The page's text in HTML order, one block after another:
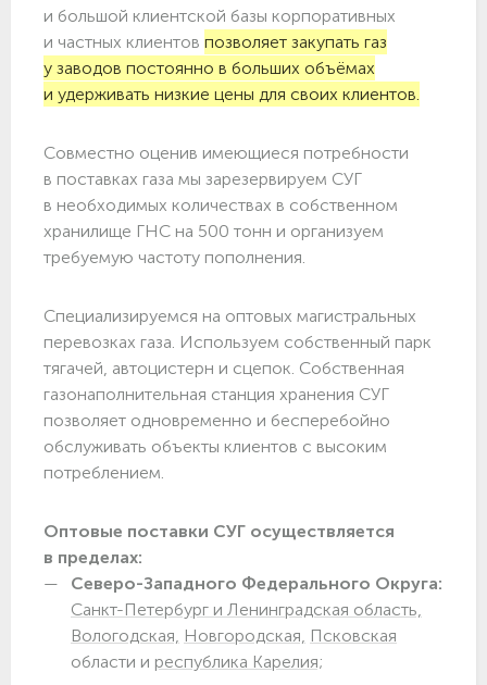
и большой клиентской базы корпоративных
и частных клиентов позволяет закупать газ
у заводов постоянно в больших объёмах
и удерживать низкие цены для своих клиентов.
Совместно оценив имеющиеся потребности
в поставках газа мы зарезервируем СУГ
в необходимых количествах в собственном
хранилище ГНС на 500 тонн и организуем
требуемую частоту пополнения.
Специализируемся на оптовых магистральных
перевозках газа. Используем собственный парк
тягачей, автоцистерн и сцепок. Собственная
газонаполнительная станция хранения СУГ
позволяет одновременно и бесперебойно
обслуживать объекты клиентов с высоким
потреблением.
Оптовые поставки СУГ осуществляется
в пределах:
Северо-Западного Федерального Округа:
Санкт-Петербург и Ленинградская область,
Вологодская, Новгородская, Псковская
области и республика Карелия;